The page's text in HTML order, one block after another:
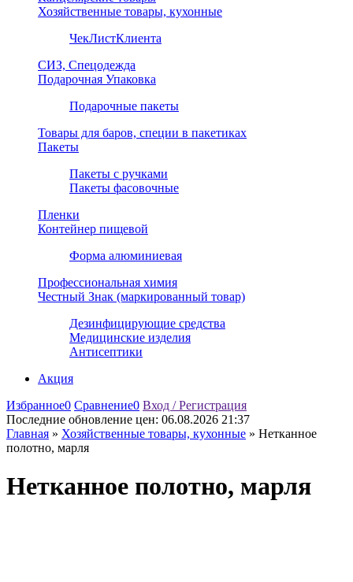
Хозяйственные товары, кухонные
ЧекЛистКлиента
СИЗ, Спецодежда
Подарочная Упаковка
Подарочные пакеты
Товары для баров, специи в пакетиках
Пакеты
Пакеты с ручками
Пакеты фасовочные
Пленки
Контейнер пищевой
Форма алюминиевая
Профессиональная химия
Честный Знак (маркированный товар)
Дезинфицирующие средства
Медицинские изделия
Антисептики
Акция
Избранное0 Сравнение0 Вход / Регистрация
Последние обновление цен: 06.08.2026 21:37
Главная » Хозяйственные товары, кухонные » Нетканное
полотно, марля
Нетканное полотно, марля